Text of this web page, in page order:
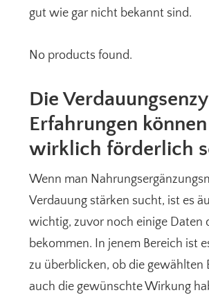
gut wie gar nicht bekannt sind.
No products found.
Die
Erfahrungen können
wirklich förderlich
Wenn man
Verdauung stärken sucht, ist es
wichtig, zuvor noch einige Daten
bekommen. In jenem Bereich ist
zu überblicken, ob die gewählten
auch die gewünschte Wirkung